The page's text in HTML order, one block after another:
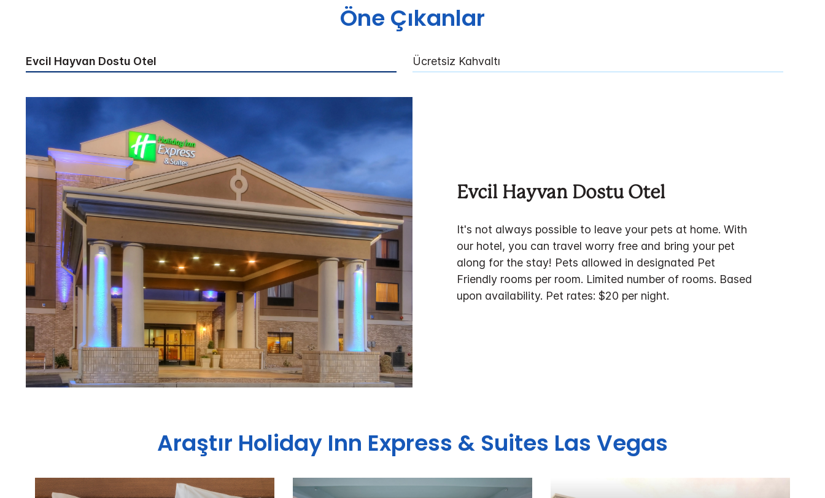
Öne Çıkanlar
Evcil Hayvan Dostu Otel Ücretsiz Kahvaltı
Evcil Hayvan Dostu Otel
It's not always possible to leave your pets at home. With
our hotel, you can travel worry free and bring your pet
along for the stay! Pets allowed in designated Pet
Friendly rooms per room. Limited number of rooms. Based
upon availability. Pet rates: $20 per night.
Araştır Holiday Inn Express & Suites Las Vegas